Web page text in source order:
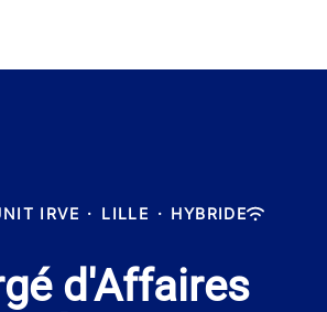
IRVE · LILLE · HYBRIDE
d'Affaires